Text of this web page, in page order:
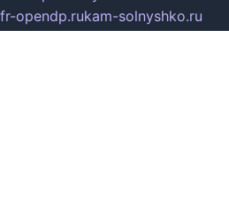
fr-opendp.rukam-solnyshko.ru